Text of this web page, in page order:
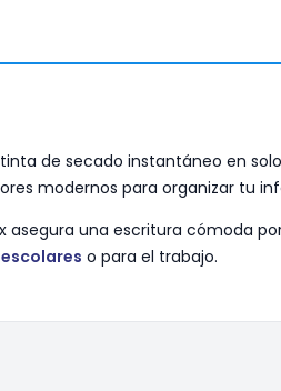
de secado instantáneo en
modernos para organizar tu
una escritura cómoda
o para el trabajo.